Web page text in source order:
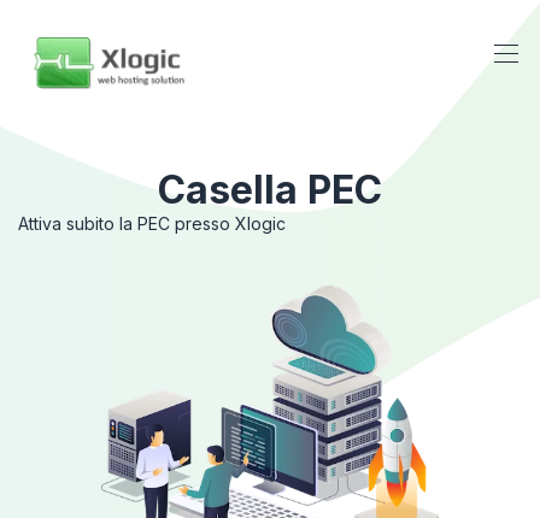
Casella PEC
Attiva subito la PEC presso Xlogic